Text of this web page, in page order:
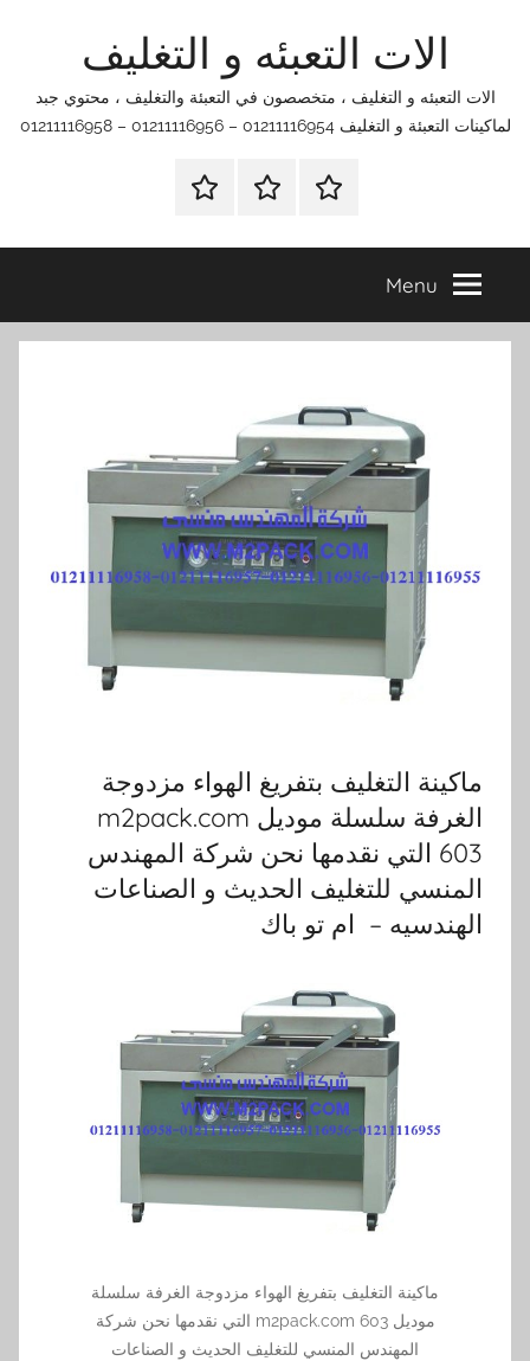
الات التعبئه و التغليف
الات التعبئه و التغليف ، متخصصون في التعبئة والتغليف ، محتوي جبد
لماكينات التعبئة و التغليف 01211116954 – 01211116956 – 01211116958
الرئيسيةاتصل
اتـصـل
في
التي
Menu
ماكينة التغليف بتفريغ الهواء مزدوجة
الغرفة سلسلة موديل m2pack.com
603 التي نقدمها نحن شركة المهندس
المنسي للتغليف الحديث و الصناعات
الهندسيه – ام تو باك
ماكينة التغليف بتفريغ الهواء مزدوجة الغرفة سلسلة
موديل m2pack.com 603 التي نقدمها نحن شركة
المهندس المنسي للتغليف الحديث و الصناعات